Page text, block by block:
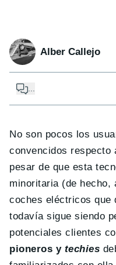
Alber Callejo
...
No son pocos los
convencidos respecto
pesar de que esta
minoritaria (de hecho,
coches eléctricos que
todavía sigue siendo
potenciales clientes
pioneros y techies